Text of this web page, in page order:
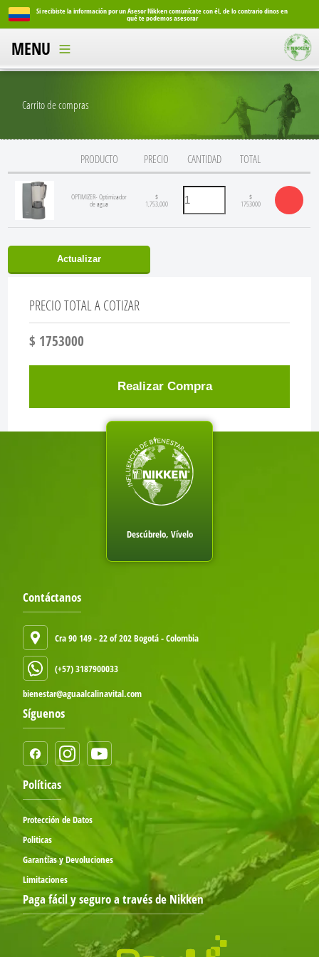
en Si recibiste la información por un Asesor Nikken comunícate con él, de lo contrario dinos en
qué te podemos asesorar
MENU
Carrito de compras
PRODUCTO PRECIO CANTIDAD TOTAL
OPTIMIZER- Optimizador
de agua
$
1,753,000
$
1753000
Actualizar
PRECIO TOTAL A COTIZAR
$ 1753000
Realizar Compra
Descúbrelo, Vívelo
Contáctanos
Cra 90 149 - 22 of 202 Bogotá - Colombia
(+57) 3187900033
bienestar@aguaalcalinavital.com
Síguenos
Políticas
Protección de Datos
Politicas
Garantías y Devoluciones
Limitaciones
Paga fácil y seguro a través de Nikken